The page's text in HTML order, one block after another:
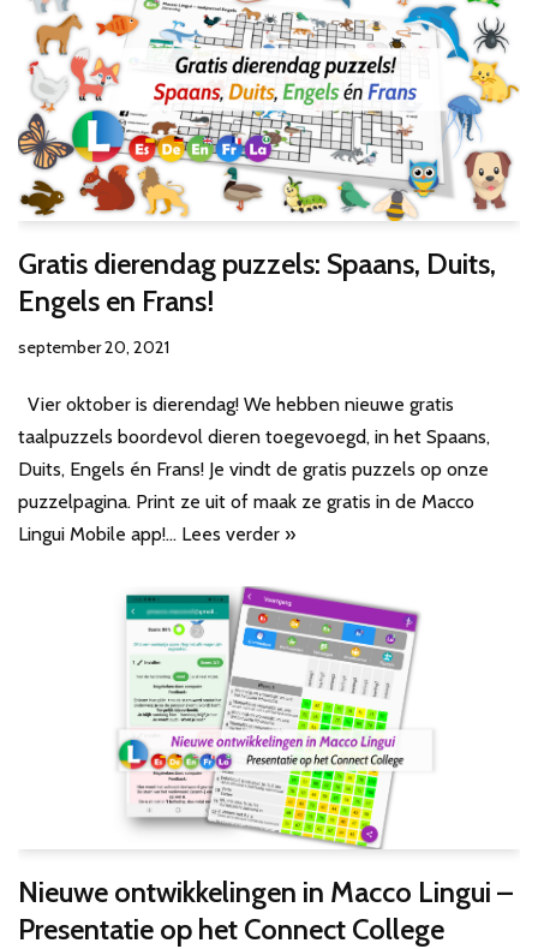
Gratis dierendag puzzels: Spaans, Duits,
Engels en Frans!
september 20, 2021
Vier oktober is dierendag! We hebben nieuwe gratis
taalpuzzels boordevol dieren toegevoegd, in het Spaans,
Duits, Engels én Frans! Je vindt de gratis puzzels op onze
puzzelpagina. Print ze uit of maak ze gratis in de Macco
Lingui Mobile app!… Lees verder »
Nieuwe ontwikkelingen in Macco Lingui –
Presentatie op het Connect College